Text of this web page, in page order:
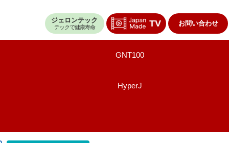
ジェロンテック
テックで健康寿命 お問い合わせ
GNT100
HyperJ